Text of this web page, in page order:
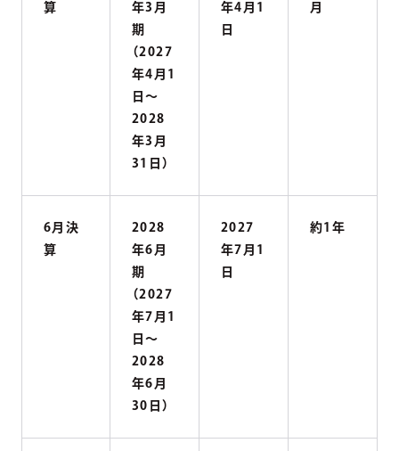
算
年3月
期
（2027
年4月1
日〜
2028
年3月
31日）
年4月1
日
月
6月決
算
2028
年6月
期
（2027
年7月1
日〜
2028
年6月
30日）
2027
年7月1
日
約1年